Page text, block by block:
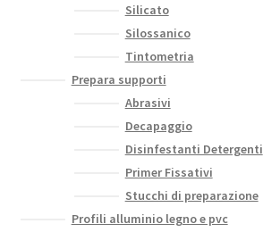
Silicato
Silossanico
Tintometria
Prepara supporti
Abrasivi
Decapaggio
Disinfestanti Detergenti
Primer Fissativi
Stucchi di preparazione
Profili alluminio legno e pvc